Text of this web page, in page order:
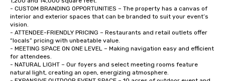
groups from as few
as 500 guests,
choice for any
a tour is stress-free
enjoy the company of
more easily. You’ll
- CUSTOM BRANDING OPPORTUNITIES – The property has a canvas of
interior and exterior spaces that can be branded to suit your event’s
vision.
- ATTENDEE-FRIENDLY PRICING – Restaurants and retail outlets offer
“locals” pricing with unbeatable value.
- MEETING SPACE ON ONE LEVEL – Making navigation easy and efficient
for attendees.
- NATURAL LIGHT – Our foyers and select meeting rooms feature
natural light, creating an open, energizing atmosphere.